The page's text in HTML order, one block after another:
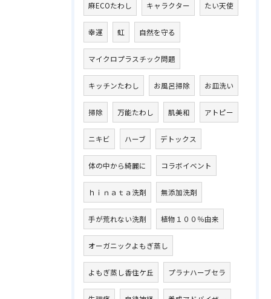
麻ECOたわし キャラクター たい天使
幸運 虹 自然を守る
マイクロプラスチック問題
キッチンたわし お風呂掃除 お皿洗い
掃除 万能たわし 肌美和 アトピー
ニキビ ハーブ デトックス
体の中から綺麗に コラボイベント
ｈｉｎａｔａ洗剤 無添加洗剤
手が荒れない洗剤 植物１００％由来
オーガニックよもぎ蒸し
よもぎ蒸し香住ケ丘 プラナハーブセラ